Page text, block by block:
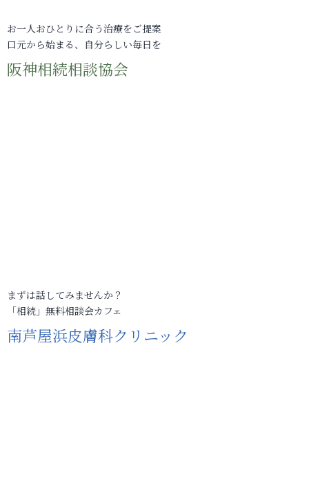
お一人おひとりに合う治療をご提案
口元から始まる、自分らしい毎日を
阪神相続相談協会
まずは話してみませんか？
「相続」無料相談会カフェ
南芦屋浜皮膚科クリニック